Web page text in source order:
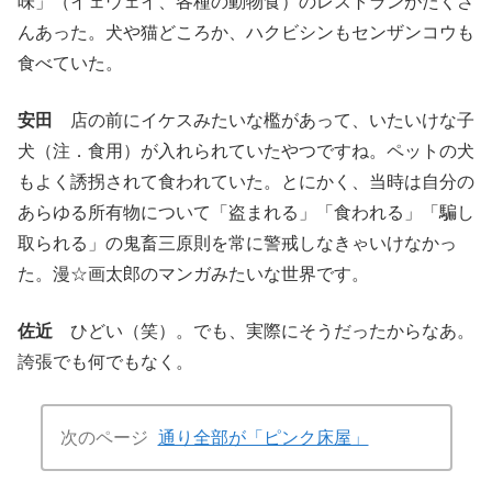
んあった。犬や猫どころか、ハクビシンもセンザンコウも
食べていた。
安田
店の前にイケスみたいな檻があって、いたいけな子
犬（注．食用）が入れられていたやつですね。ペットの犬
もよく誘拐されて食われていた。とにかく、当時は自分の
あらゆる所有物について「盗まれる」「食われる」「騙し
取られる」の鬼畜三原則を常に警戒しなきゃいけなかっ
た。漫☆画太郎のマンガみたいな世界です。
佐近 ひどい（笑）。でも、実際にそうだったからなあ。
誇張でも何でもなく。
次のページ 通り全部が「ピンク床屋」